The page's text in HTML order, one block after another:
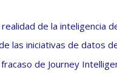
de la inteligencia
las iniciativas de datos
de Journey